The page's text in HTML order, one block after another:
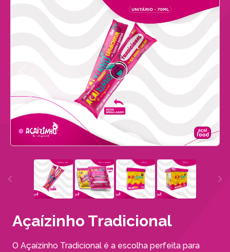
Açaízinho Tradicional
O Açaízinho Tradicional é a escolha perfeita para